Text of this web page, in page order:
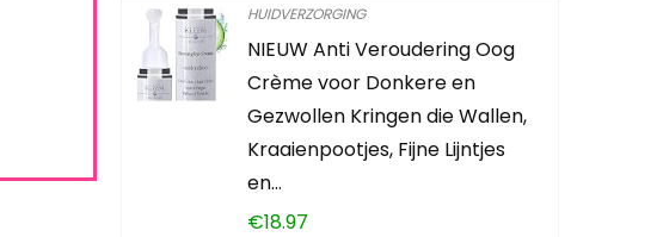
HUIDVERZORGING
NIEUW Anti Veroudering Oog
Crème voor Donkere en
Gezwollen Kringen die Wallen,
Kraaienpootjes, Fijne Lijntjes
en…
€18.97